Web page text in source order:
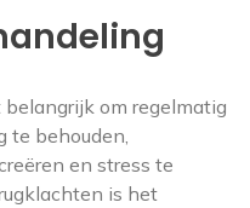
om regelmatig
te behouden,
en stress te
is het